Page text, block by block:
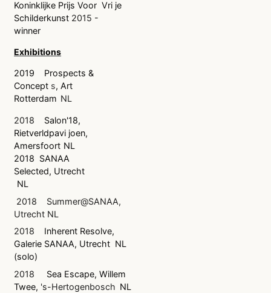
Koninklijke Prijs Voor Vri je
Schilderkunst 2015 -
winner
Exhibitions
2019
Prospects &
Concept s, Art
Rotterdam NL
2018
Salon'18,
Rietverldpavi joen,
Amersfoort NL
2018 SANAA
Selected, Utrecht
NL
2018
Summer@SANAA,
Utrecht NL
2018
Inherent Resolve,
Galerie SANAA, Utrecht NL
(solo)
2018
Sea Escape, Willem
Twee, 's-Hertogenbosch NL